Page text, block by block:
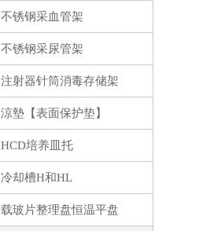
不锈钢采血管架
不锈钢采尿管架
注射器针筒消毒存储架
涼墊【表面保护垫】
HCD培养皿托
冷却槽H和HL
载玻片整理盘恒温平盘